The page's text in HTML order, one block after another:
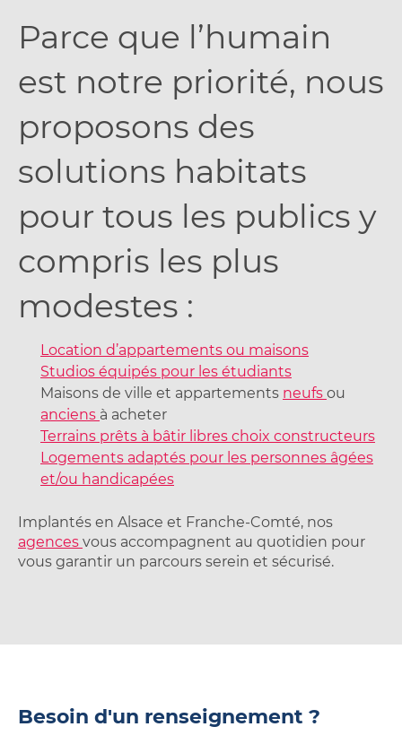
Parce que l’humain
est notre priorité, nous
proposons des
solutions habitats
pour tous les publics y
compris les plus
modestes :
Location d’appartements ou maisons
Studios équipés pour les étudiants
Maisons de ville et appartements neufs ou
anciens à acheter
Terrains prêts à bâtir libres choix constructeurs
Logements adaptés pour les personnes âgées
et/ou handicapées
Implantés en Alsace et Franche-Comté, nos
agences vous accompagnent au quotidien pour
vous garantir un parcours serein et sécurisé.
Besoin d'un renseignement ?